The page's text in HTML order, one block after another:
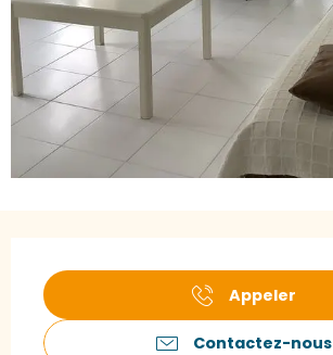
Appeler
Contactez-nous